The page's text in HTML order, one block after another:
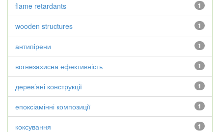
1
flame retardants
1
wooden structures
1
антипірени
1
вогнезахисна ефективність
1
дерев’яні конструкції
1
епоксіамінні композиції
1
коксування